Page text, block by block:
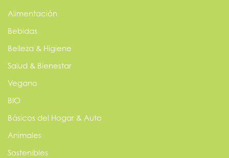
Alimentación
Bebidas
Belleza & Higiene
Salud & Bienestar
Vegano
BIO
Básicos del Hogar & Auto
Animales
Sostenibles